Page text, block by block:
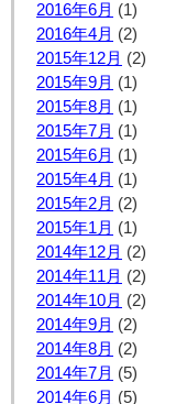
2016年6月 (1)
2016年4月 (2)
2015年12月 (2)
2015年9月 (1)
2015年8月 (1)
2015年7月 (1)
2015年6月 (1)
2015年4月 (1)
2015年2月 (2)
2015年1月 (1)
2014年12月 (2)
2014年11月 (2)
2014年10月 (2)
2014年9月 (2)
2014年8月 (2)
2014年7月 (5)
2014年6月 (5)